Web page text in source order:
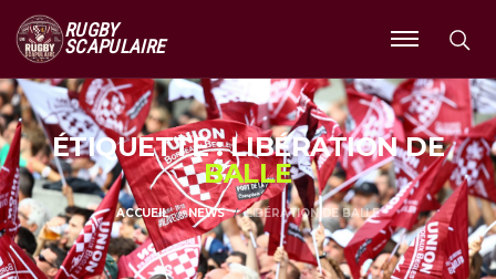
RUGBY
SCAPULAIRE
Ouvrir
le
menu
ÉTIQUETTE : LIBÉRATION DE
BALLE
ACCUEIL NEWS LIBÉRATION DE BALLE